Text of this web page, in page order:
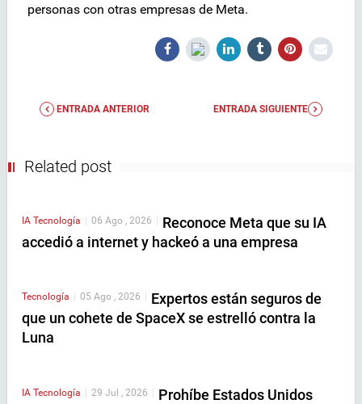
personas con otras empresas de Meta.
ENTRADA ANTERIOR ENTRADA SIGUIENTE
Related post
IA Tecnología | 06 Ago , 2026 | Reconoce Meta que su IA
accedió a internet y hackeó a una empresa
Tecnología 05 Ago , 2026
Expertos están seguros de
que un cohete de SpaceX se estrelló contra la
Luna
IA Tecnología | 29 Jul , 2026 | Prohíbe Estados Unidos